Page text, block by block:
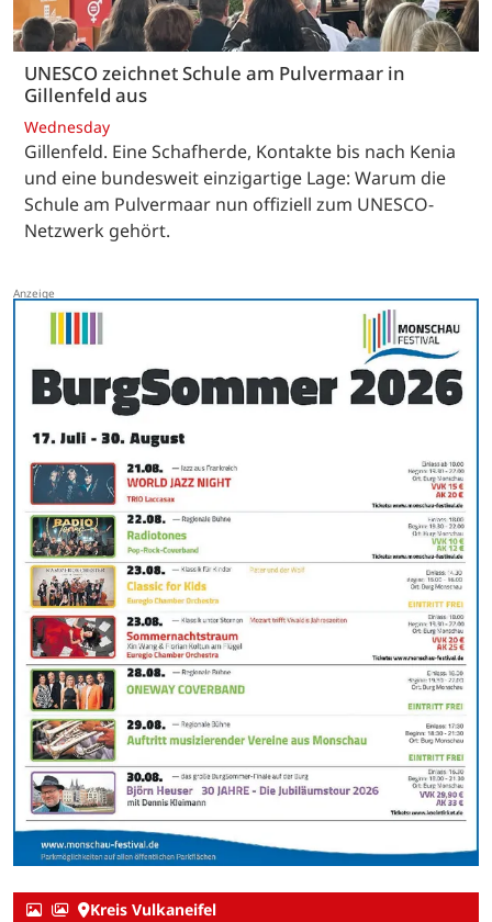
UNESCO zeichnet Schule am Pulvermaar in
Gillenfeld aus
Wednesday
Gillenfeld. Eine Schafherde, Kontakte bis nach Kenia
und eine bundesweit einzigartige Lage: Warum die
Schule am Pulvermaar nun offiziell zum UNESCO-
Netzwerk gehört.
Kreis Vulkaneifel